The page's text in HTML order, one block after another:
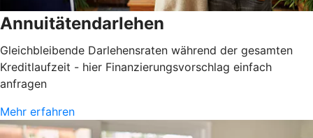
Annuitätendarlehen
Gleichbleibende Darlehensraten während der gesamten
Kreditlaufzeit - hier Finanzierungsvorschlag einfach
anfragen
Mehr erfahren